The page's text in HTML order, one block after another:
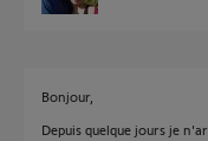
Bonjour,
Depuis quelque jours je